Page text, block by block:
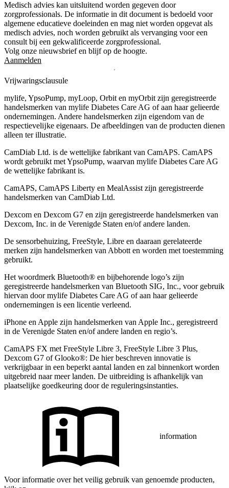
Medisch advies kan uitsluitend worden gegeven door
zorgprofessionals. De informatie in dit document is bedoeld voor
algemene educatieve doeleinden en mag niet worden opgevat als
medisch advies, noch worden gebruikt als vervanging voor een
consult bij een gekwalificeerde zorgprofessional.
Volg onze nieuwsbrief en blijf op de hoogte.
Aanmelden
Vrijwaringsclausule
mylife, YpsoPump, myLoop, Orbit en myOrbit zijn geregistreerde
handelsmerken van mylife Diabetes Care AG of aan haar gelieerde
ondernemingen. Andere handelsmerken zĳn eigendom van de
respectievelĳke eigenaars. De afbeeldingen van de producten dienen
alleen ter illustratie.
CamDiab Ltd. is de wettelijke fabrikant van CamAPS. CamAPS
wordt gebruikt met YpsoPump, waarvan mylife Diabetes Care AG
de wettelijke fabrikant is.
CamAPS, CamAPS Liberty en MealAssist zijn geregistreerde
handelsmerken van CamDiab Ltd.
Dexcom en Dexcom G7 en zijn geregistreerde handelsmerken van
Dexcom, Inc. in de Verenigde Staten en/of andere landen.
De sensorbehuizing, FreeStyle, Libre en daaraan gerelateerde
merken zijn handelsmerken van Abbott en worden met toestemming
gebruikt.
Het woordmerk Bluetooth® en bijbehorende logo’s zijn
geregistreerde handelsmerken van Bluetooth SIG, Inc., voor gebruik
hiervan door mylife Diabetes Care AG of aan haar gelieerde
ondernemingen is een licentie verleend.
iPhone en Apple zĳn handelsmerken van Apple Inc., geregistreerd
in de Verenigde Staten en/of andere landen en regio’s.
CamAPS FX met FreeStyle Libre 3, FreeStyle Libre 3 Plus,
Dexcom G7 of Glooko®: De hier beschreven innovatie is
verkrijgbaar in een beperkt aantal landen en zal binnenkort worden
uitgebreid naar meer landen. De uitbreiding is afhankelijk van
plaatselijke goedkeuring door de reguleringsinstanties.
information
Voor informatie over het veilig gebruik van genoemde producten,